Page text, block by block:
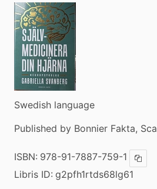
Swedish language
Published by Bonnier Fakta,
ISBN: 978-91-7887-759-1 Copy
Libris ID: g2pfh1rtds68lg61